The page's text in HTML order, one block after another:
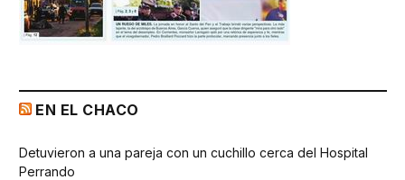
EN EL CHACO
Detuvieron a una pareja con un cuchillo cerca del Hospital
Perrando